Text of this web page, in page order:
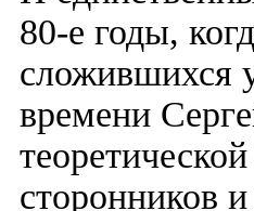
80-е годы,
сложившихся
времени
сторонников